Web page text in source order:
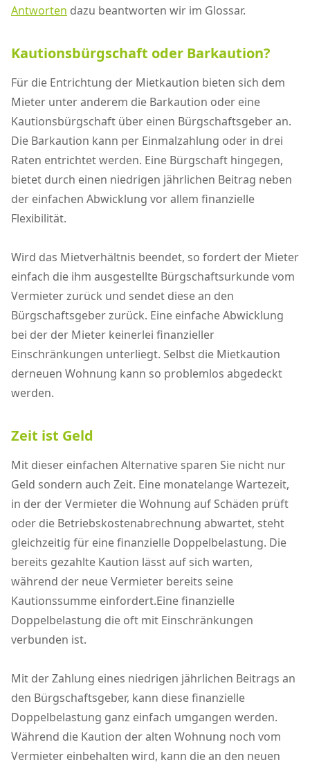
Antworten dazu beantworten wir im Glossar.
Kautionsbürgschaft oder Barkaution?
Für die Entrichtung der Mietkaution bieten sich dem
Mieter unter anderem die Barkaution oder eine
Kautionsbürgschaft über einen Bürgschaftsgeber an.
Die Barkaution kann per Einmalzahlung oder in drei
Raten entrichtet werden. Eine Bürgschaft hingegen,
bietet durch einen niedrigen jährlichen Beitrag neben
der einfachen Abwicklung vor allem finanzielle
Flexibilität.
Wird das Mietverhältnis beendet, so fordert der Mieter
einfach die ihm ausgestellte Bürgschaftsurkunde vom
Vermieter zurück und sendet diese an den
Bürgschaftsgeber zurück. Eine einfache Abwicklung
bei der der Mieter keinerlei finanzieller
Einschränkungen unterliegt. Selbst die Mietkaution
derneuen Wohnung kann so problemlos abgedeckt
werden.
Zeit ist Geld
Mit dieser einfachen Alternative sparen Sie nicht nur
Geld sondern auch Zeit. Eine monatelange Wartezeit,
in der der Vermieter die Wohnung auf Schäden prüft
oder die Betriebskostenabrechnung abwartet, steht
gleichzeitig für eine finanzielle Doppelbelastung. Die
bereits gezahlte Kaution lässt auf sich warten,
während der neue Vermieter bereits seine
Kautionssumme einfordert.Eine finanzielle
Doppelbelastung die oft mit Einschränkungen
verbunden ist.
Mit der Zahlung eines niedrigen jährlichen Beitrags an
den Bürgschaftsgeber, kann diese finanzielle
Doppelbelastung ganz einfach umgangen werden.
Während die Kaution der alten Wohnung noch vom
Vermieter einbehalten wird, kann die an den neuen